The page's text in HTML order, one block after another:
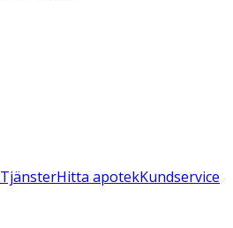
TjänsterHitta apotekKundservice